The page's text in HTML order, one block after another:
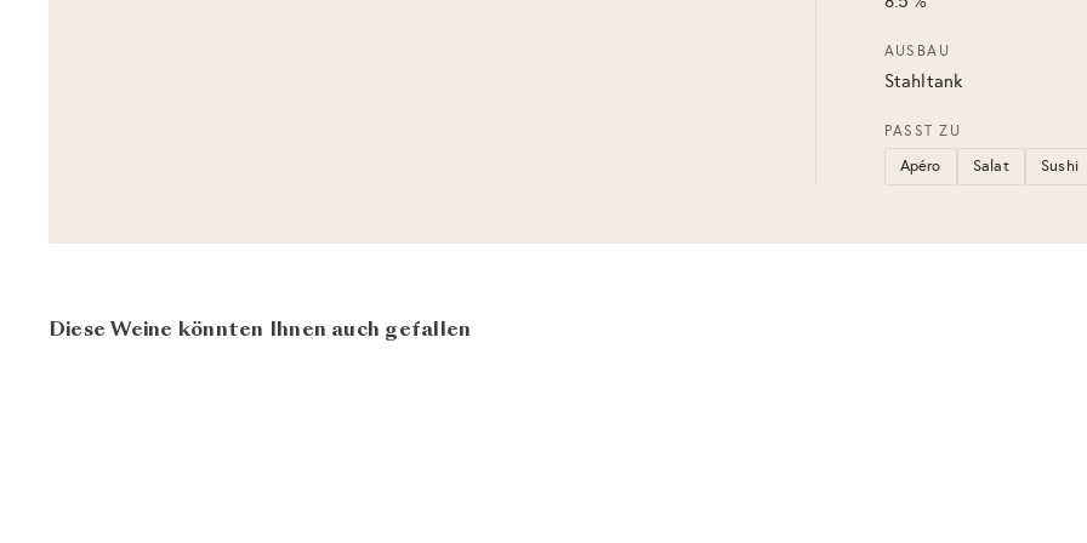
AUSBAU
Stahltank
PASST ZU
Apéro Salat Sushi
Diese Weine könnten Ihnen auch gefallen